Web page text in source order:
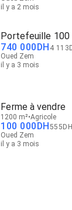
il y a 2 mois
Portefeuille 100
740 000DH 4 113
Oued Zem
il y a 3 mois
Ferme à vendre
1200 m² Agricole
100 000DH555DH
Oued Zem
il y a 3 mois